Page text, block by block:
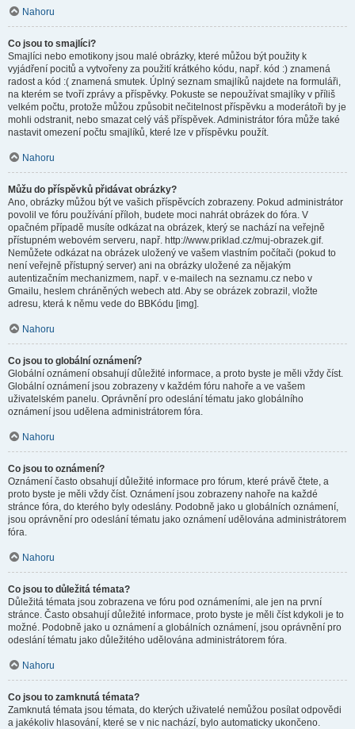
Nahoru
Co jsou to smajlíci?
Smajlíci nebo emotikony jsou malé obrázky, které můžou být použity k
vyjádření pocitů a vytvořeny za použití krátkého kódu, např. kód :) znamená
radost a kód :( znamená smutek. Úplný seznam smajlíků najdete na formuláři,
na kterém se tvoří zprávy a příspěvky. Pokuste se nepoužívat smajlíky v příliš
velkém počtu, protože můžou způsobit nečitelnost příspěvku a moderátoři by je
mohli odstranit, nebo smazat celý váš příspěvek. Administrátor fóra může také
nastavit omezení počtu smajlíků, které lze v příspěvku použít.
Nahoru
Můžu do příspěvků přidávat obrázky?
Ano, obrázky můžou být ve vašich příspěvcích zobrazeny. Pokud administrátor
povolil ve fóru používání příloh, budete moci nahrát obrázek do fóra. V
opačném případě musíte odkázat na obrázek, který se nachází na veřejně
přístupném webovém serveru, např. http://www.priklad.cz/muj-obrazek.gif.
Nemůžete odkázat na obrázek uložený ve vašem vlastním počítači (pokud to
není veřejně přístupný server) ani na obrázky uložené za nějakým
autentizačním mechanizmem, např. v e-mailech na seznamu.cz nebo v
Gmailu, heslem chráněných webech atd. Aby se obrázek zobrazil, vložte
adresu, která k němu vede do BBKódu [img].
Nahoru
Co jsou to globální oznámení?
Globální oznámení obsahují důležité informace, a proto byste je měli vždy číst.
Globální oznámení jsou zobrazeny v každém fóru nahoře a ve vašem
uživatelském panelu. Oprávnění pro odeslání tématu jako globálního
oznámení jsou udělena administrátorem fóra.
Nahoru
Co jsou to oznámení?
Oznámení často obsahují důležité informace pro fórum, které právě čtete, a
proto byste je měli vždy číst. Oznámení jsou zobrazeny nahoře na každé
stránce fóra, do kterého byly odeslány. Podobně jako u globálních oznámení,
jsou oprávnění pro odeslání tématu jako oznámení udělována administrátorem
fóra.
Nahoru
Co jsou to důležitá témata?
Důležitá témata jsou zobrazena ve fóru pod oznámeními, ale jen na první
stránce. Často obsahují důležité informace, proto byste je měli číst kdykoli je to
možné. Podobně jako u oznámení a globálních oznámení, jsou oprávnění pro
odeslání tématu jako důležitého udělována administrátorem fóra.
Nahoru
Co jsou to zamknutá témata?
Zamknutá témata jsou témata, do kterých uživatelé nemůžou posílat odpovědi
a jakékoliv hlasování, které se v nic nachází, bylo automaticky ukončeno.